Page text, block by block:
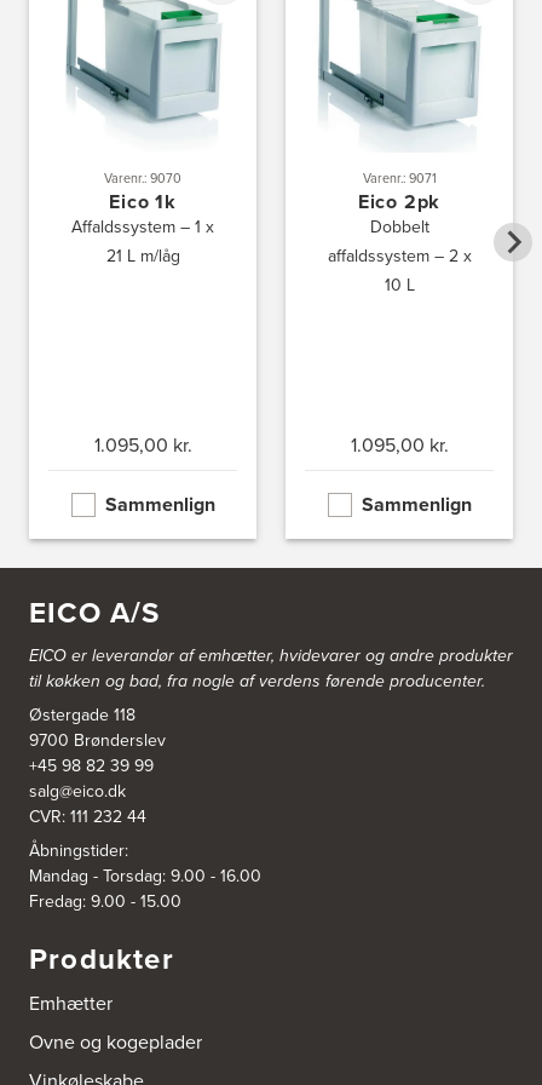
Aubo Køkken & Bad Kalundborg
Elmegade 41
4400 Kalundborg
59511842
Aubo Køkken & Bad Køge
Theilgaardsvej 10
4600 Køge
http://www.aubo.dk
Aubo Køkken & Bad Ringsted
4100 Ringsted
Tel.:55700954
Aubo Køkken & Bad Salling
Hedegaardvej 1, Durup
Tel.:60855409
http://www.aubo.dk
Aubo Køkken & Bad Slagelse
Fisketorvet 4H
4200 Slagelse
Tel.:20488824
http://www.aubo.dk
Aubo Køkken & Bad Sølsted
6270 Tønder
Tel.:70271056
http://www.aubo.dk
Varenr.: 9070
Eico 1k
Affaldssystem – 1 x
21 L m/låg
1.095,00 kr.
Sammenlign
Varenr.: 9071
Eico 2pk
Dobbelt
affaldssystem – 2 x
10 L
1.095,00 kr.
Sammenlign
EICO A/S
EICO er leverandør af emhætter, hvidevarer ogandre produkter
til køkken og bad, fra nogle af verdens førende producenter.
Østergade 118
9700 Brønderslev
+45 98 82 39 99
salg@eico.dk
CVR: 111 232 44
Åbningstider:
Mandag - Torsdag: 9.00 - 16.00
Fredag: 9.00 - 15.00
Produkter
Emhætter
Ovne og kogeplader